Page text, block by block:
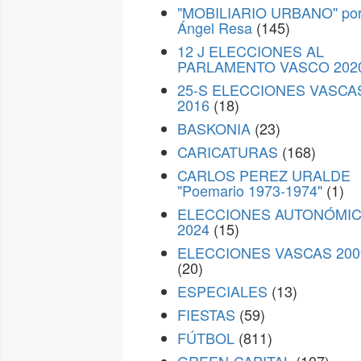
"MOBILIARIO URBANO"
Ángel Resa (145)
12 J ELECCIONES AL
PARLAMENTO VASCO
25-S ELECCIONES
2016 (18)
BASKONIA (23)
CARICATURAS (168)
CARLOS PEREZ URALDE
"Poemario 1973-1974" (1)
ELECCIONES
2024 (15)
ELECCIONES VASCAS
(20)
ESPECIALES (13)
FIESTAS (59)
FÚTBOL (811)